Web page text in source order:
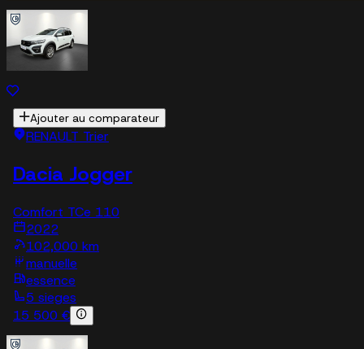
Ajouter au comparateur
RENAULT Trier
Dacia Jogger
Comfort TCe 110
2022
102,000 km
manuelle
essence
5 sieges
15 500 €